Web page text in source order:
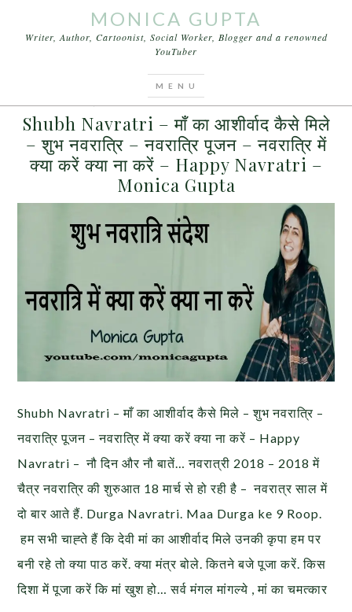
MONICA GUPTA
Writer, Author, Cartoonist, Social Worker, Blogger and a renowned
YouTuber
Shubh Navratri – माँ का आशीर्वाद कैसे मिले
– शुभ नवरात्रि – नवरात्रि पूजन – नवरात्रि में
क्या करें क्या ना करें – Happy Navratri –
Monica Gupta
Shubh Navratri – माँ का आशीर्वाद कैसे मिले – शुभ नवरात्रि –
नवरात्रि पूजन – नवरात्रि में क्या करें क्या ना करें – Happy
Navratri – नौ दिन और नौ बातें… नवरात्री 2018 – 2018 में
चैत्र नवरात्र‍ि की शुरुआत 18 मार्च से हो रही है – नवरात्र साल में
दो बार आते हैं. Durga Navratri. Maa Durga ke 9 Roop.
हम सभी चाह्ते हैं कि देवी मां का आशीर्वाद मिले उनकी कृपा हम पर
बनी रहे तो क्या पाठ करें. क्या मंत्र बोले. कितने बजे पूजा करें. किस
दिशा में पूजा करें कि मां खुश हो… सर्व मंगल मांगल्ये , मां का चमत्कार